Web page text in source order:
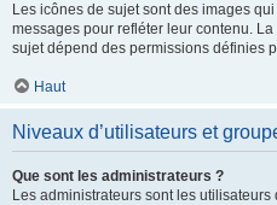
Les icônes de sujet sont des images
messages pour refléter leur contenu.
sujet dépend des permissions définies
Haut
Niveaux d’utilisateurs et
Que sont les administrateurs ?
Les administrateurs sont les